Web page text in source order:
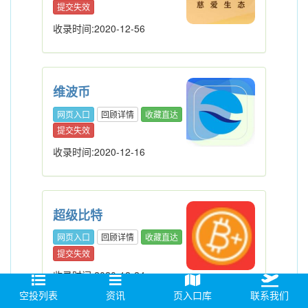
提交失效
收录时间:2020-12-56
维波币
网页入口 回顾详情
收藏直达
提交失效
收录时间:2020-12-16
超级比特
网页入口 回顾详情
收藏直达
提交失效
收录时间:2020-12-24
空投列表
资讯 页入口库 联系我们